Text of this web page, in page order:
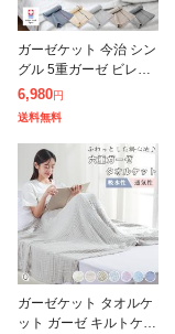
ガーゼケット 今治 シン
グル 5重ガーゼ ビレア
タオルケット 送料無料
(宅配) RSL 今治タオル
6,980円
送料無料
ガーゼケット タオルケ
ット ガーゼ キルトケッ